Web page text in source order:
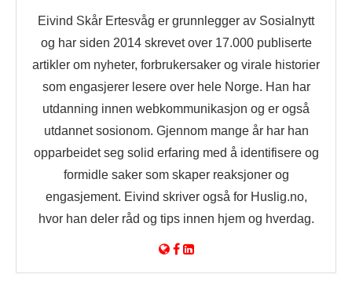
Eivind Skår Ertesvåg er grunnlegger av Sosialnytt
og har siden 2014 skrevet over 17.000 publiserte
artikler om nyheter, forbrukersaker og virale historier
som engasjerer lesere over hele Norge. Han har
utdanning innen webkommunikasjon og er også
utdannet sosionom. Gjennom mange år har han
opparbeidet seg solid erfaring med å identifisere og
formidle saker som skaper reaksjoner og
engasjement. Eivind skriver også for Huslig.no,
hvor han deler råd og tips innen hjem og hverdag.